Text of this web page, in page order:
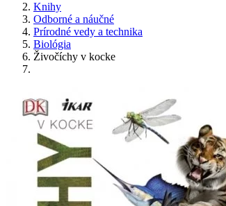
Knihy
Odborné a náučné
Prírodné vedy a technika
Biológia
Živočíchy v kocke